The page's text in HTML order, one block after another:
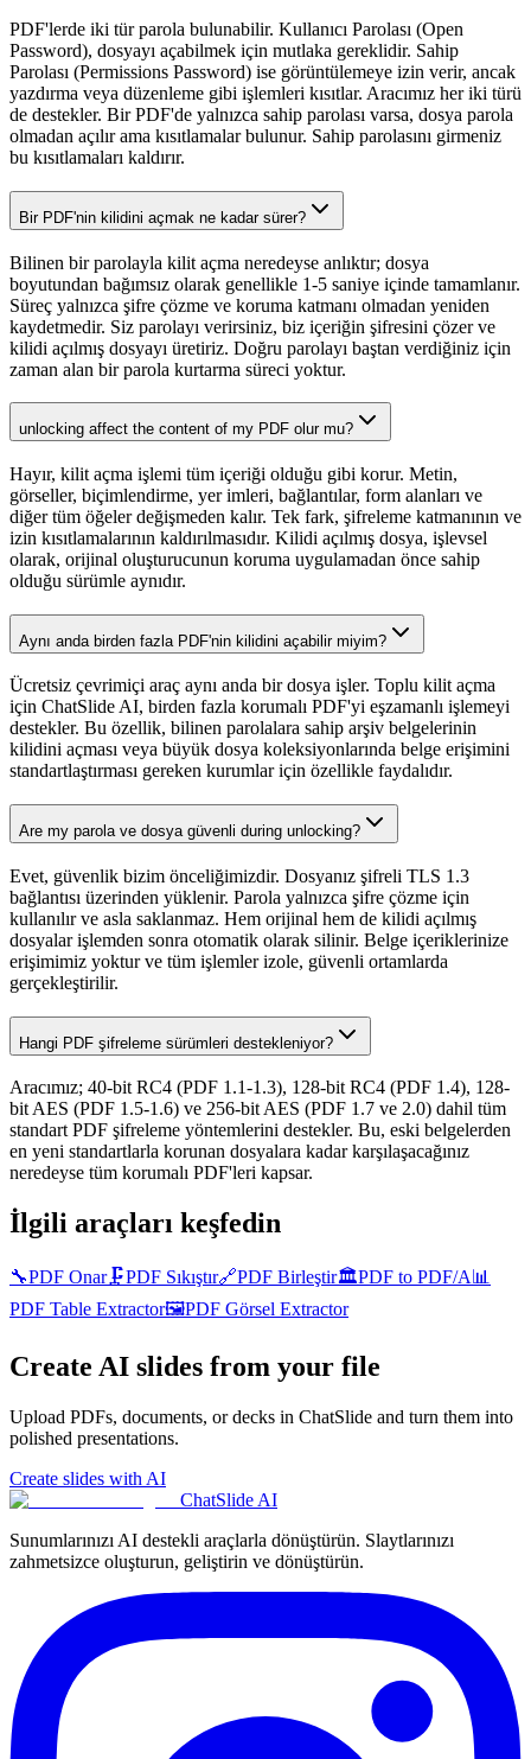
PDF'lerde iki tür parola bulunabilir. Kullanıcı Parolası (Open
Password), dosyayı açabilmek için mutlaka gereklidir. Sahip
Parolası (Permissions Password) ise görüntülemeye izin verir, ancak
yazdırma veya düzenleme gibi işlemleri kısıtlar. Aracımız her iki türü
de destekler. Bir PDF'de yalnızca sahip parolası varsa, dosya parola
olmadan açılır ama kısıtlamalar bulunur. Sahip parolasını girmeniz
bu kısıtlamaları kaldırır.
Bir PDF'nin kilidini açmak ne kadar sürer?
Bilinen bir parolayla kilit açma neredeyse anlıktır; dosya
boyutundan bağımsız olarak genellikle 1-5 saniye içinde tamamlanır.
Süreç yalnızca şifre çözme ve koruma katmanı olmadan yeniden
kaydetmedir. Siz parolayı verirsiniz, biz içeriğin şifresini çözer ve
kilidi açılmış dosyayı üretiriz. Doğru parolayı baştan verdiğiniz için
zaman alan bir parola kurtarma süreci yoktur.
unlocking affect the content of my PDF olur mu?
Hayır, kilit açma işlemi tüm içeriği olduğu gibi korur. Metin,
görseller, biçimlendirme, yer imleri, bağlantılar, form alanları ve
diğer tüm öğeler değişmeden kalır. Tek fark, şifreleme katmanının ve
izin kısıtlamalarının kaldırılmasıdır. Kilidi açılmış dosya, işlevsel
olarak, orijinal oluşturucunun koruma uygulamadan önce sahip
olduğu sürümle aynıdır.
Aynı anda birden fazla PDF'nin kilidini açabilir miyim?
Ücretsiz çevrimiçi araç aynı anda bir dosya işler. Toplu kilit açma
için ChatSlide AI, birden fazla korumalı PDF'yi eşzamanlı işlemeyi
destekler. Bu özellik, bilinen parolalara sahip arşiv belgelerinin
kilidini açması veya büyük dosya koleksiyonlarında belge erişimini
standartlaştırması gereken kurumlar için özellikle faydalıdır.
Are my parola ve dosya güvenli during unlocking?
Evet, güvenlik bizim önceliğimizdir. Dosyanız şifreli TLS 1.3
bağlantısı üzerinden yüklenir. Parola yalnızca şifre çözme için
kullanılır ve asla saklanmaz. Hem orijinal hem de kilidi açılmış
dosyalar işlemden sonra otomatik olarak silinir. Belge içeriklerinize
erişimimiz yoktur ve tüm işlemler izole, güvenli ortamlarda
gerçekleştirilir.
Hangi PDF şifreleme sürümleri destekleniyor?
Aracımız; 40-bit RC4 (PDF 1.1-1.3), 128-bit RC4 (PDF 1.4), 128-
bit AES (PDF 1.5-1.6) ve 256-bit AES (PDF 1.7 ve 2.0) dahil tüm
standart PDF şifreleme yöntemlerini destekler. Bu, eski belgelerden
en yeni standartlarla korunan dosyalara kadar karşılaşacağınız
neredeyse tüm korumalı PDF'leri kapsar.
İlgili araçları keşfedin
🔧PDF Onar🗜️PDF Sıkıştır🔗PDF Birleştir🏛️PDF to PDF/A📊
PDF Table Extractor🖼️PDF Görsel Extractor
Create AI slides from your file
Upload PDFs, documents, or decks in ChatSlide and turn them into
polished presentations.
Create slides with AI
ChatSlide AI
Sunumlarınızı AI destekli araçlarla dönüştürün. Slaytlarınızı
zahmetsizce oluşturun, geliştirin ve dönüştürün.